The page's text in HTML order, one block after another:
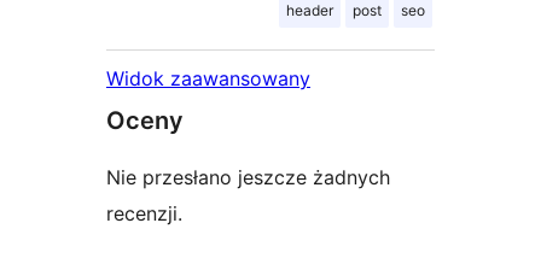
header post seo
Widok zaawansowany
Oceny
Nie przesłano jeszcze żadnych
recenzji.